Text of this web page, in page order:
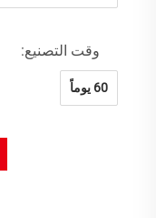
وقت التصنيع:
60 يوماً